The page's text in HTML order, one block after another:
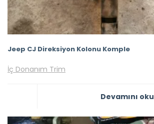
Jeep CJ Direksiyon Kolonu Komple
İç Donanım Trim
Devamını oku